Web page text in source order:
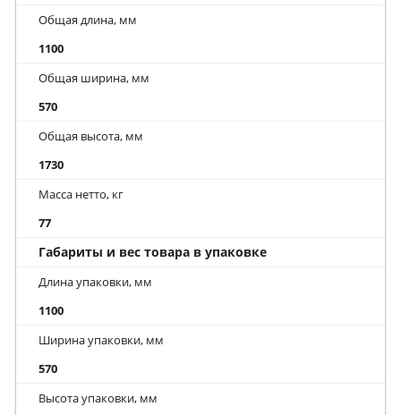
Общая длина, мм
1100
Общая ширина, мм
570
Общая высота, мм
1730
Масса нетто, кг
77
Габариты и вес товара в упаковке
Длина упаковки, мм
1100
Ширина упаковки, мм
570
Высота упаковки, мм